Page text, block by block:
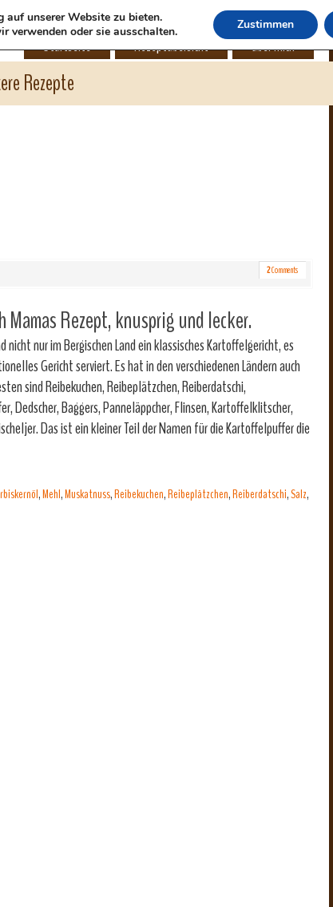
Rezepte
Startseite Rezeptübersicht über mich
2Comments
Rezept, knusprig und lecker.
nicht nur im Bergischen Land ein klassisches Kartoffelgericht, es
Gericht serviert. Es hat in den verschiedenen Ländern auch
sind Reibekuchen, Reibeplätzchen, Reiberdatschi,
Dedscher, Baggers, Panneläppcher, Flinsen, Kartoffelklitscher,
Das ist ein kleiner Teil der Namen für die Kartoffelpuffer die
,Mehl,Muskatnuss,Reibekuchen,Reibeplätzchen,Reiberdatschi,Salz,
auf unserer Website zu bieten.
verwenden oder sie ausschalten. Zustimmen